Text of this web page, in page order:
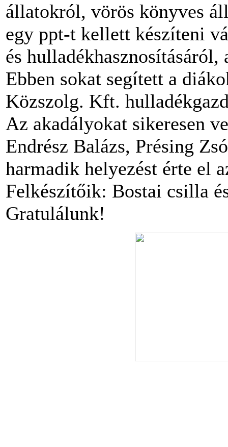
állatokról, vörös könyves
egy ppt-t kellett készíteni
és
Ebben sokat segített a
Közszolg. Kft.
Az akadályokat sikeresen
Endrész Balázs, Présing
harmadik helyezést érte el
Felkészítőik: Bostai csilla
Gratulálunk!